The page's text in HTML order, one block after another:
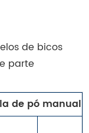
de bicos
parte
de pó manual